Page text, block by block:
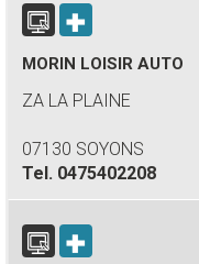
MORIN LOISIR AUTO
ZA LA PLAINE
07130 SOYONS
Tel. 0475402208